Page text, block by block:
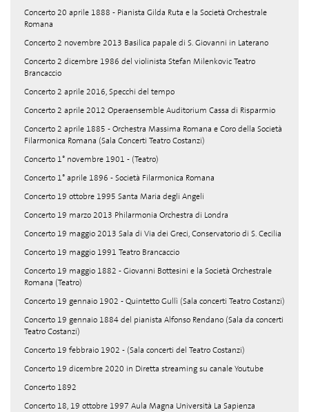
Concerto 20 aprile 1888 - Pianista Gilda Ruta e la Società Orchestrale
Romana
Concerto 2 novembre 2013 Basilica papale di S. Giovanni in Laterano
Concerto 2 dicembre 1986 del violinista Stefan Milenkovic Teatro
Brancaccio
Concerto 2 aprile 2016, Specchi del tempo
Concerto 2 aprile 2012 Operaensemble Auditorium Cassa di Risparmio
Concerto 2 aprile 1885 - Orchestra Massima Romana e Coro della Società
Filarmonica Romana (Sala Concerti Teatro Costanzi)
Concerto 1° novembre 1901 - (Teatro)
Concerto 1° aprile 1896 - Società Filarmonica Romana
Concerto 19 ottobre 1995 Santa Maria degli Angeli
Concerto 19 marzo 2013 Philarmonia Orchestra di Londra
Concerto 19 maggio 2013 Sala di Via dei Greci, Conservatorio di S. Cecilia
Concerto 19 maggio 1991 Teatro Brancaccio
Concerto 19 maggio 1882 - Giovanni Bottesini e la Società Orchestrale
Romana (Teatro)
Concerto 19 gennaio 1902 - Quintetto Gullì (Sala concerti Teatro Costanzi)
Concerto 19 gennaio 1884 del pianista Alfonso Rendano (Sala da concerti
Teatro Costanzi)
Concerto 19 febbraio 1902 - (Sala concerti del Teatro Costanzi)
Concerto 19 dicembre 2020 in Diretta streaming su canale Youtube
Concerto 1892
Concerto 18, 19 ottobre 1997 Aula Magna Università La Sapienza